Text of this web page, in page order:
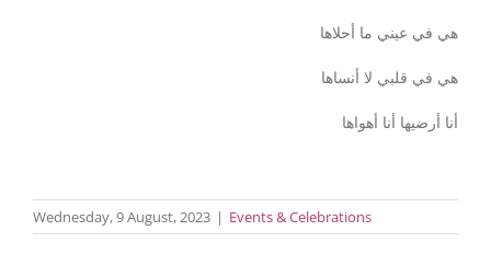
هي في عيني ما أحلاها
هي في قلبي لا أنساها
أنا أرضيها أنا أهواها
Wednesday, 9 August, 2023 | Events & Celebrations